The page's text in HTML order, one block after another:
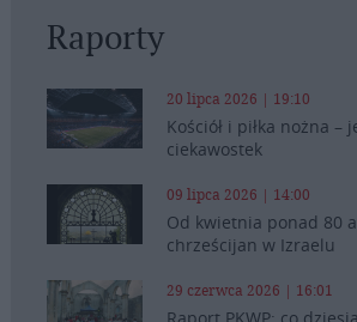
Raporty
20 lipca 2026 | 19:10
Kościół i piłka nożna –
ciekawostek
09 lipca 2026 | 14:00
Od kwietnia ponad 80
chrześcijan w Izraelu
29 czerwca 2026 | 16:01